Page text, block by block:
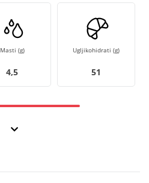
Masti (g)
4,5
Ugljikohidrati (g)
51